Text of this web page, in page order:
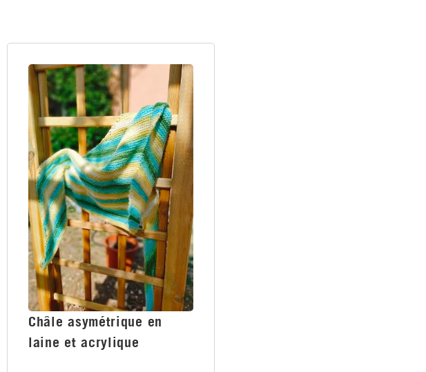
Châle asymétrique en
laine et acrylique